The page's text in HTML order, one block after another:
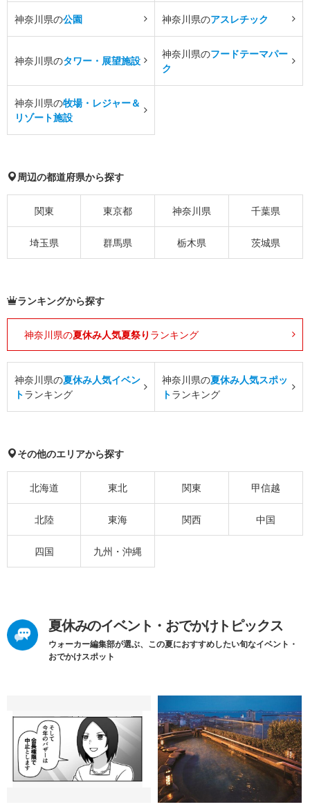
神奈川県の公園 神奈川県のアスレチック
神奈川県のタワー・展望施設
神奈川県のフードテーマパー
ク
神奈川県の牧場・レジャー＆
リゾート施設
周辺の都道府県から探す
関東 東京都 神奈川県 千葉県
埼玉県 群馬県 栃木県 茨城県
ランキングから探す
神奈川県の夏休み人気夏祭り ランキング
神奈川県の夏休み人気イベン
トランキング
神奈川県の夏休み人気スポッ
トランキング
その他のエリアから探す
北海道 東北 関東 甲信越
北陸 東海 関西 中国
四国 九州・沖縄
夏休みのイベント・おでかけトピックス
ウォーカー編集部が選ぶ、この夏におすすめしたい旬なイベント・
おでかけスポット